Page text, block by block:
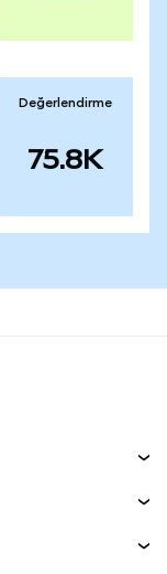
Değerlendirme
75.8K